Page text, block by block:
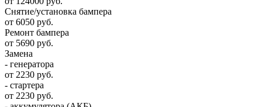
Снятие/установка бампера
от 6050 руб.
Ремонт бампера
от 5690 руб.
Замена
- генератора
от 2230 руб.
- стартера
от 2230 руб.